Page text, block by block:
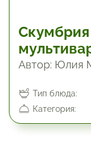
Скумбрия
Автор: Юлия
Тип блюда:
Категория: